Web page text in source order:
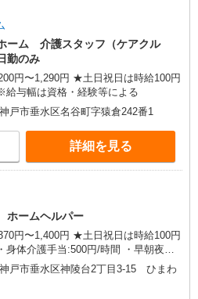
ーム 介護スタッフ（ケアクル
のみ
円 ★土日祝日は時給100円
給与幅は資格・経験等による
戸市垂水区名谷町字猿倉242番1
詳細を見る
ームヘルパー
円 ★土日祝日は時給100円
身体介護手当:500円/時間 ・早朝夜間
円/時間 （18:00〜翌07:59の時間
当:2,000円/月 ・深夜割増は別途支給
の移動時間も賃金（時給）を支給 ・
戸市垂水区神陵台2丁目3-15 ひまわ